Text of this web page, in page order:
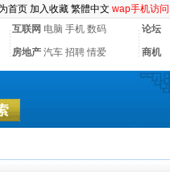
首页 加入收藏 繁體中文 wap手机访问
互联网 电脑 手机 数码 论坛
房地产 汽车 招聘 情爱 商机